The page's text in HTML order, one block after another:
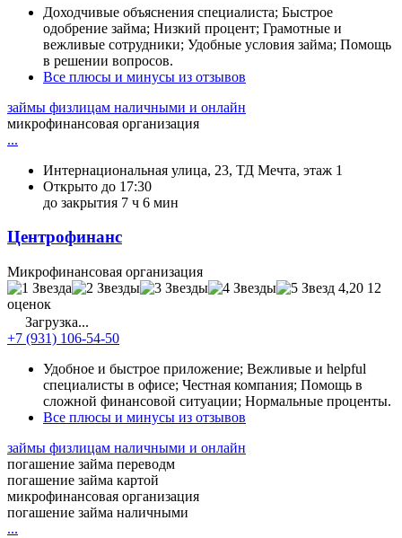
Доходчивые объяснения специалиста; Быстрое
одобрение займа; Низкий процент; Грамотные и
вежливые сотрудники; Удобные условия займа; Помощь
в решении вопросов.
Все плюсы и минусы из отзывов
займы физлицам наличными и онлайн
микрофинансовая организация
...
Интернациональная улица, 23, ТД Мечта, этаж 1
Открыто до 17:30
до закрытия 7 ч 6 мин
Центрофинанс
Микрофинансовая организация
4,20 12
оценок
Загрузка...
+7 (931) 106-54-50
Удобное и быстрое приложение; Вежливые и helpful
специалисты в офисе; Честная компания; Помощь в
сложной финансовой ситуации; Нормальные проценты.
Все плюсы и минусы из отзывов
займы физлицам наличными и онлайн
погашение займа переводм
погашение займа картой
микрофинансовая организация
погашение займа наличными
...